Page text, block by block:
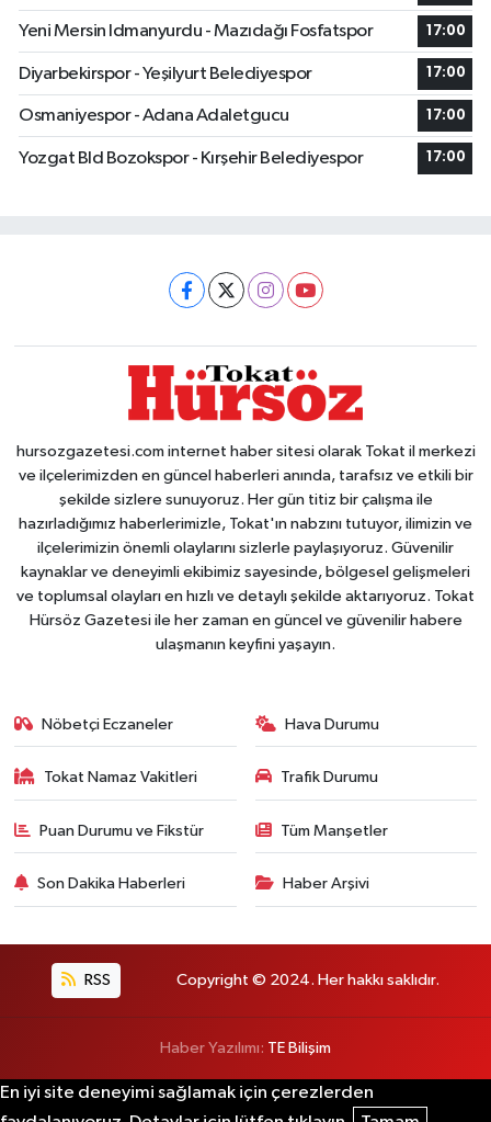
Yeni Mersin Idmanyurdu - Mazıdağı Fosfatspor 17:00
Diyarbekirspor - Yeşilyurt Belediyespor 17:00
Osmaniyespor - Adana Adaletgucu 17:00
Yozgat Bld Bozokspor - Kırşehir Belediyespor 17:00
hursozgazetesi.com internet haber sitesi olarak Tokat il merkezi
ve ilçelerimizden en güncel haberleri anında, tarafsız ve etkili bir
şekilde sizlere sunuyoruz. Her gün titiz bir çalışma ile
hazırladığımız haberlerimizle, Tokat'ın nabzını tutuyor, ilimizin ve
ilçelerimizin önemli olaylarını sizlerle paylaşıyoruz. Güvenilir
kaynaklar ve deneyimli ekibimiz sayesinde, bölgesel gelişmeleri
ve toplumsal olayları en hızlı ve detaylı şekilde aktarıyoruz. Tokat
Hürsöz Gazetesi ile her zaman en güncel ve güvenilir habere
ulaşmanın keyfini yaşayın.
Nöbetçi Eczaneler Hava Durumu
Tokat Namaz Vakitleri Trafik Durumu
Puan Durumu ve Fikstür Tüm Manşetler
Son Dakika Haberleri Haber Arşivi
RSS Copyright © 2024. Her hakkı saklıdır.
Haber Yazılımı: TE Bilişim
En iyi site deneyimi sağlamak için çerezlerden